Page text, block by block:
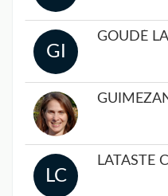
GI
GOUDÉ
LC
LATASTE